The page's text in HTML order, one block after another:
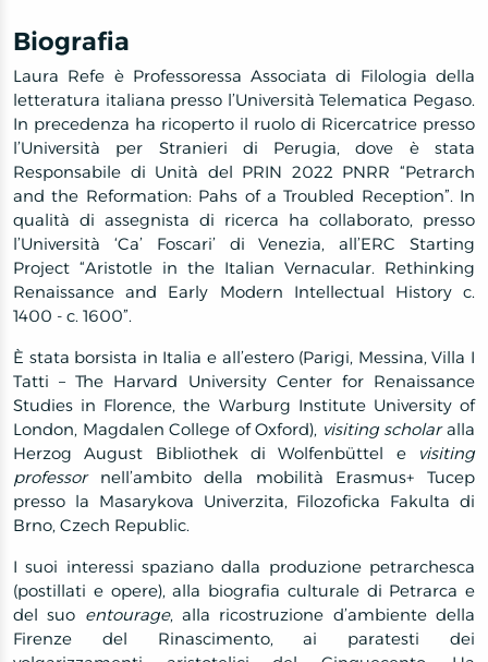
Biografia
Laura Refe è Professoressa Associata di Filologia della
letteratura italiana presso l’Università Telematica Pegaso.
In precedenza ha ricoperto il ruolo di Ricercatrice presso
l’Università per Stranieri di Perugia, dove è stata
Responsabile di Unità del PRIN 2022 PNRR “Petrarch
and the Reformation: Pahs of a Troubled Reception”. In
qualità di assegnista di ricerca ha collaborato, presso
l’Università ‘Ca’ Foscari’ di Venezia, all’ERC Starting
Project “Aristotle in the Italian Vernacular. Rethinking
Renaissance and Early Modern Intellectual History c.
1400 - c. 1600”.
È stata borsista in Italia e all’estero (Parigi, Messina, Villa I
Tatti – The Harvard University Center for Renaissance
Studies in Florence, the Warburg Institute University of
London, Magdalen College of Oxford), visiting scholaralla
Herzog August Bibliothek di Wolfenbüttel e
visiting
professor nell’ambito della mobilità Erasmus+ Tucep
presso la Masarykova Univerzita, Filozoficka Fakulta di
Brno, Czech Republic.
I suoi interessi spaziano dalla produzione petrarchesca
(postillati e opere), alla biografia culturale di Petrarca e
del suo entourage, alla ricostruzione d’ambiente della
Firenze del Rinascimento, ai paratesti dei